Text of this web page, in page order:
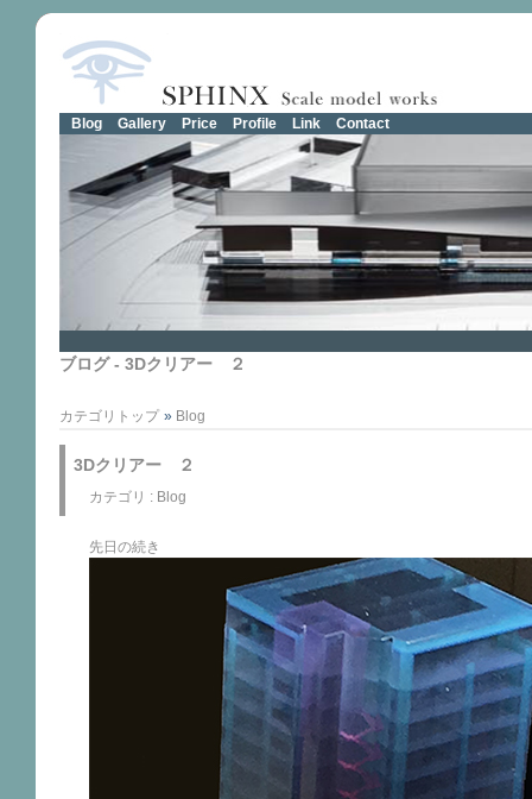
Blog Gallery Price Profile Link Contact
ブログ - 3Dクリアー ２
カテゴリトップ » Blog
3Dクリアー ２
カテゴリ : Blog
先日の続き